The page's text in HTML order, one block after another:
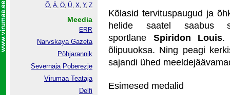
Kõlasid tervituspaugud ja
helide saatel saabus
sportlane Spiridon Louis.
õlipuuoksa. Ning peagi
sajandi ühed
Esimesed medalid
Õ, Ä, Ö, Ü, X, Y, Z
Meedia
ERR
Narvskaya Gazeta
Põhjarannik
Severnaja Poberezje
Virumaa Teataja
Delfi